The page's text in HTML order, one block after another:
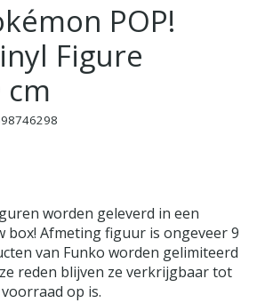
POP!
Figure
cm
worden geleverd in een
box! Afmeting figuur is ongeveer 9
van Funko worden gelimiteerd
reden blijven ze verkrijgbaar tot
op is.